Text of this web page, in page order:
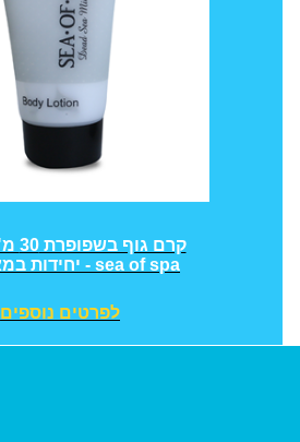
קרם גוף בשפופרת 30 מ"ל בוטיק
300 יחידות במארז - sea of spa
לפרטים נוספים